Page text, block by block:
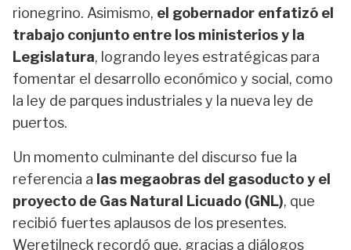
rionegrino. Asimismo, el gobernador enfatizó el
trabajo conjunto entre los ministerios y la
Legislatura, logrando leyes estratégicas para
fomentar el desarrollo económico y social, como
la ley de parques industriales y la nueva ley de
puertos.
Un momento culminante del discurso fue la
referencia a las megaobras del gasoducto y el
proyecto de Gas Natural Licuado (GNL), que
recibió fuertes aplausos de los presentes.
Weretilneck recordó que, gracias a diálogos